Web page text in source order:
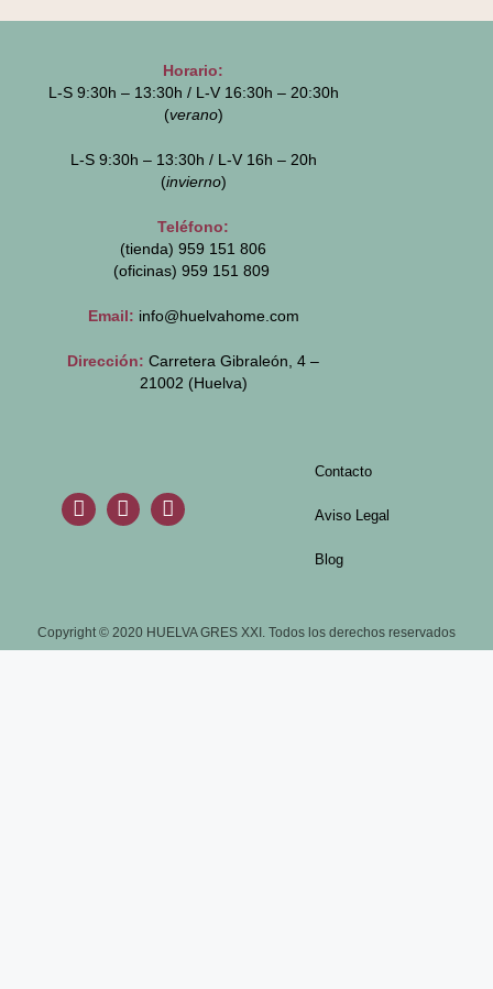
Horario:
L-S 9:30h – 13:30h / L-V 16:30h – 20:30h
(verano)
L-S 9:30h – 13:30h / L-V 16h – 20h
(invierno)
Teléfono:
(tienda) 959 151 806
(oficinas) 959 151 809
Email: info@huelvahome.com
Dirección: Carretera Gibraleón, 4 –
21002 (Huelva)
Contacto
Aviso Legal
Blog
Copyright © 2020 HUELVA GRES XXI. Todos los derechos reservados